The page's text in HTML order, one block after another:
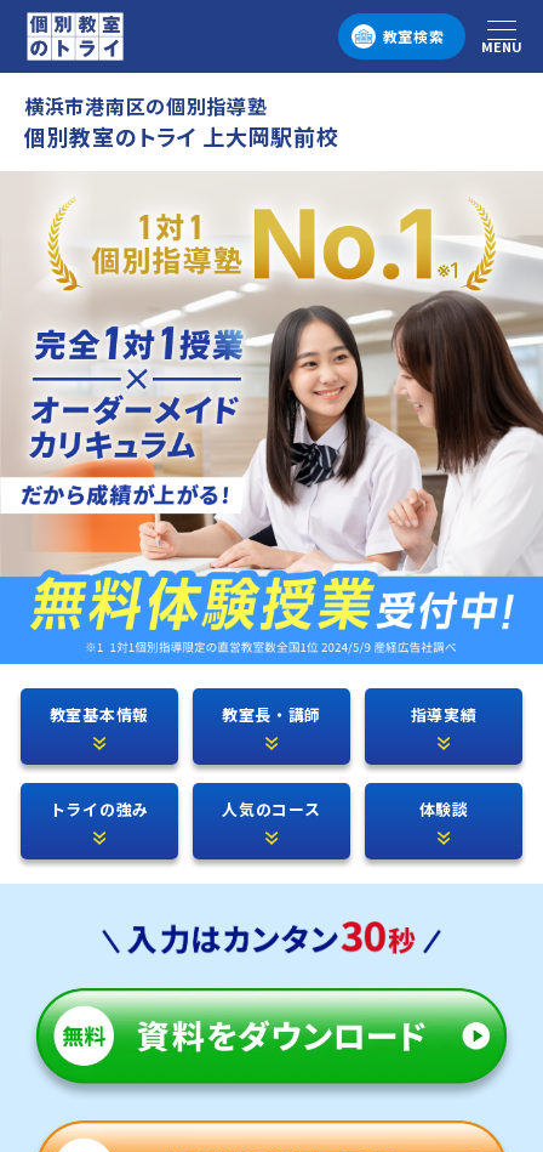
教室検索
メニュー
MENU
横浜市港南区の個別指導塾
個別教室のトライ 上大岡駅前校
教室基本情報 教室長・講師 指導実績
トライの強み 人気のコース 体験談